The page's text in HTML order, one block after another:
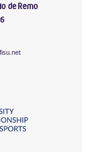
de Remo